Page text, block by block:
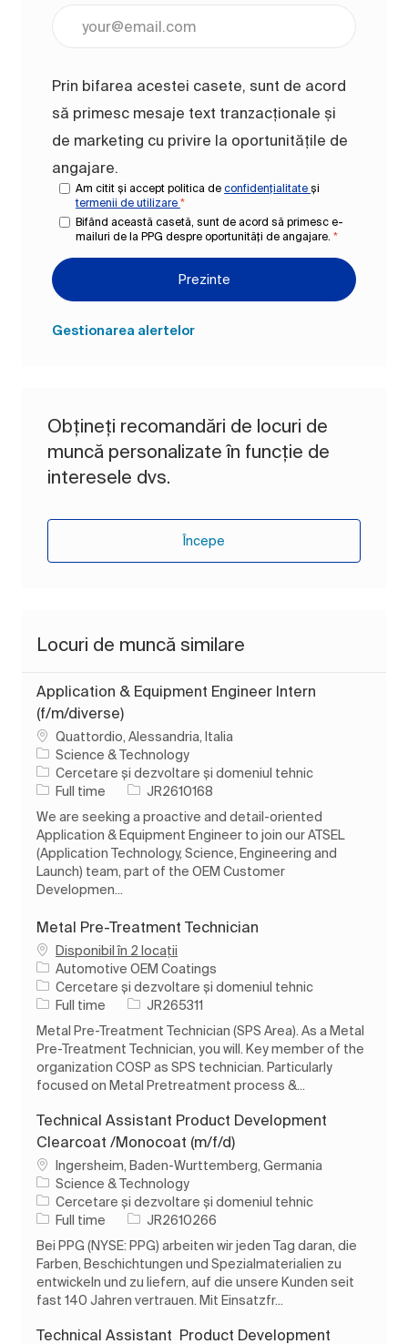
Prin bifarea acestei casete, sunt de acord
să primesc mesaje text tranzacționale și
de marketing cu privire la oportunitățile de
angajare.
Am citit și accept politica de confidențialitate și
termenii de utilizare *
Bifând această casetă, sunt de acord să primesc e-
mailuri de la PPG despre oportunități de angajare. *
Prezinte
Gestionarea alertelor
Obțineți recomandări de locuri de
muncă personalizate în funcție de
interesele dvs.
Începe
Locuri de muncă similare
Application & Equipment Engineer Intern
(f/m/diverse)
LocQuattordio, Alessandria, Italia
Science & Technology
Categorie
Cercetare și dezvoltare și domeniul tehnic
Tipul postului
Full time Job IdJR2610168
We are seeking a proactive and detail-oriented
Application & Equipment Engineer to join our ATSEL
(Application Technology, Science, Engineering and
Launch) team, part of the OEM Customer
Developmen...
Metal Pre-Treatment Technician
Disponibil în 2 locații
Automotive OEM Coatings
Categorie
Cercetare și dezvoltare și domeniul tehnic
Tipul postului
Full time Job IdJR265311
Metal Pre-Treatment Technician (SPS Area). As a Metal
Pre-Treatment Technician, you will. Key member of the
organization COSP as SPS technician. Particularly
focused on Metal Pretreatment process &...
Technical Assistant Product Development
Clearcoat /Monocoat (m/f/d)
LocIngersheim, Baden-Wurttemberg, Germania
Science & Technology
Categorie
Cercetare și dezvoltare și domeniul tehnic
Tipul postului
Full time Job IdJR2610266
Bei PPG (NYSE: PPG) arbeiten wir jeden Tag daran, die
Farben, Beschichtungen und Spezialmaterialien zu
entwickeln und zu liefern, auf die unsere Kunden seit
fast 140 Jahren vertrauen. Mit Einsatzfr...
Technical Assistant Product Development